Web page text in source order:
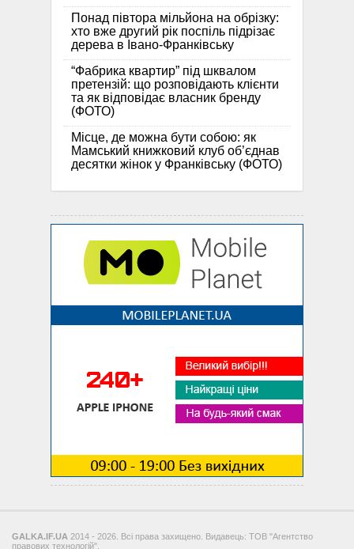
Понад півтора мільйона на обрізку:
хто вже другий рік поспіль підрізає
дерева в Івано-Франківську
“Фабрика квартир” під шквалом
претензій: що розповідають клієнти
та як відповідає власник бренду
(ФОТО)
Місце, де можна бути собою: як
Мамський книжковий клуб об’єднав
десятки жінок у Франківську (ФОТО)
GALKA.IF.UA 2014 - 2026. Всі права захищено. Видавець: ТОВ "Агентство
правових технологій".